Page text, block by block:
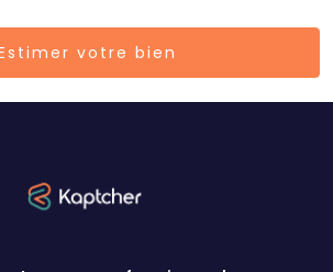
votre bien